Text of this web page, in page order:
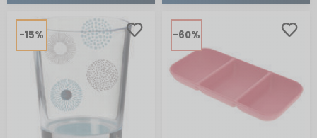
-15% -60%